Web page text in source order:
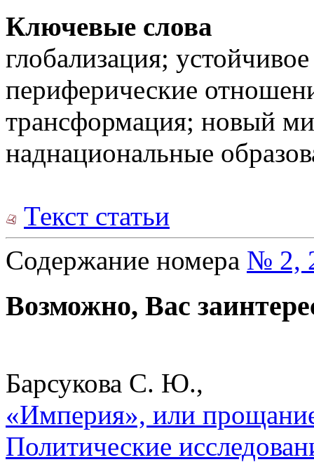
Ключевые слова
глобализация;
периферические
трансформация; новый
наднациональные
Текст статьи
Содержание номера № 2,
Возможно, Вас
Барсукова С. Ю.,
«Империя», или
Политические